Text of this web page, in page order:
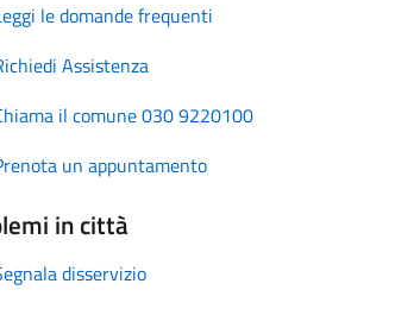
le domande frequenti
Assistenza
il comune 030 9220100
un appuntamento
in città
disservizio